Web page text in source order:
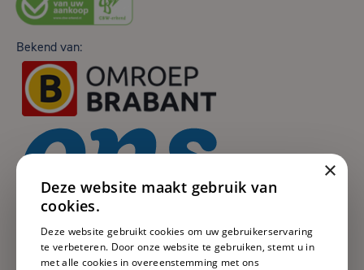
Bekend van:
×
Deze website maakt gebruik van
cookies.
Deze website gebruikt cookies om uw gebruikerservaring
te verbeteren. Door onze website te gebruiken, stemt u in
met alle cookies in overeenstemming met ons